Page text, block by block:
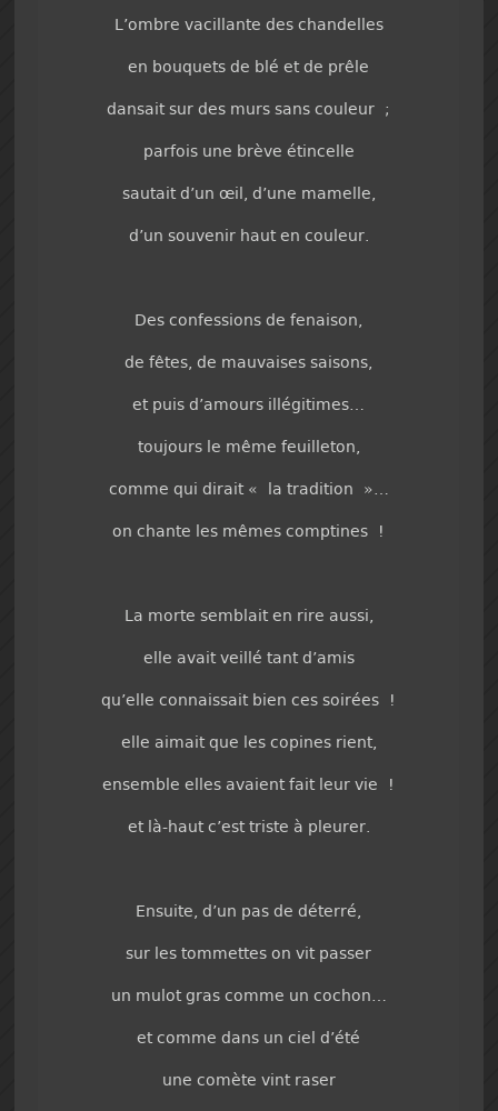
L’ombre vacillante des chandelles
en bouquets de blé et de prêle
dansait sur des murs sans couleur ;
parfois une brève étincelle
sautait d’un œil, d’une mamelle,
d’un souvenir haut en couleur.
Des confessions de fenaison,
de fêtes, de mauvaises saisons,
et puis d’amours illégitimes…
toujours le même feuilleton,
comme qui dirait « la tradition »…
on chante les mêmes comptines !
La morte semblait en rire aussi,
elle avait veillé tant d’amis
qu’elle connaissait bien ces soirées !
elle aimait que les copines rient,
ensemble elles avaient fait leur vie !
et là-haut c’est triste à pleurer.
Ensuite, d’un pas de déterré,
sur les tommettes on vit passer
un mulot gras comme un cochon…
et comme dans un ciel d’été
une comète vint raser